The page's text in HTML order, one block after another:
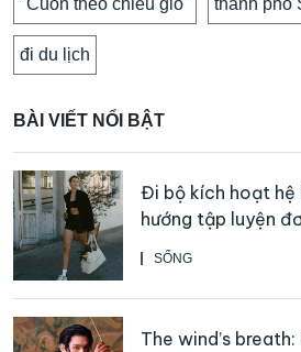
"Cuốn theo chiều gió" thành phố
đi du lịch
BÀI VIẾT NỔI BẬT
SỐNG
Đi bộ kích hoạt hệ
hướng tập luyện
thể bắt đầu
The wind’s